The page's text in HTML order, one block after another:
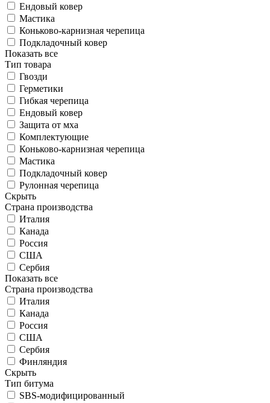
Ендовый ковер
Мастика
Коньково-карнизная черепица
Подкладочный ковер
Показать все
Тип товара
Гвозди
Герметики
Гибкая черепица
Ендовый ковер
Защита от мха
Комплектующие
Коньково-карнизная черепица
Мастика
Подкладочный ковер
Рулонная черепица
Скрыть
Страна производства
Италия
Канада
Россия
США
Сербия
Показать все
Страна производства
Италия
Канада
Россия
США
Сербия
Финляндия
Скрыть
Тип битума
SBS-модифицированный